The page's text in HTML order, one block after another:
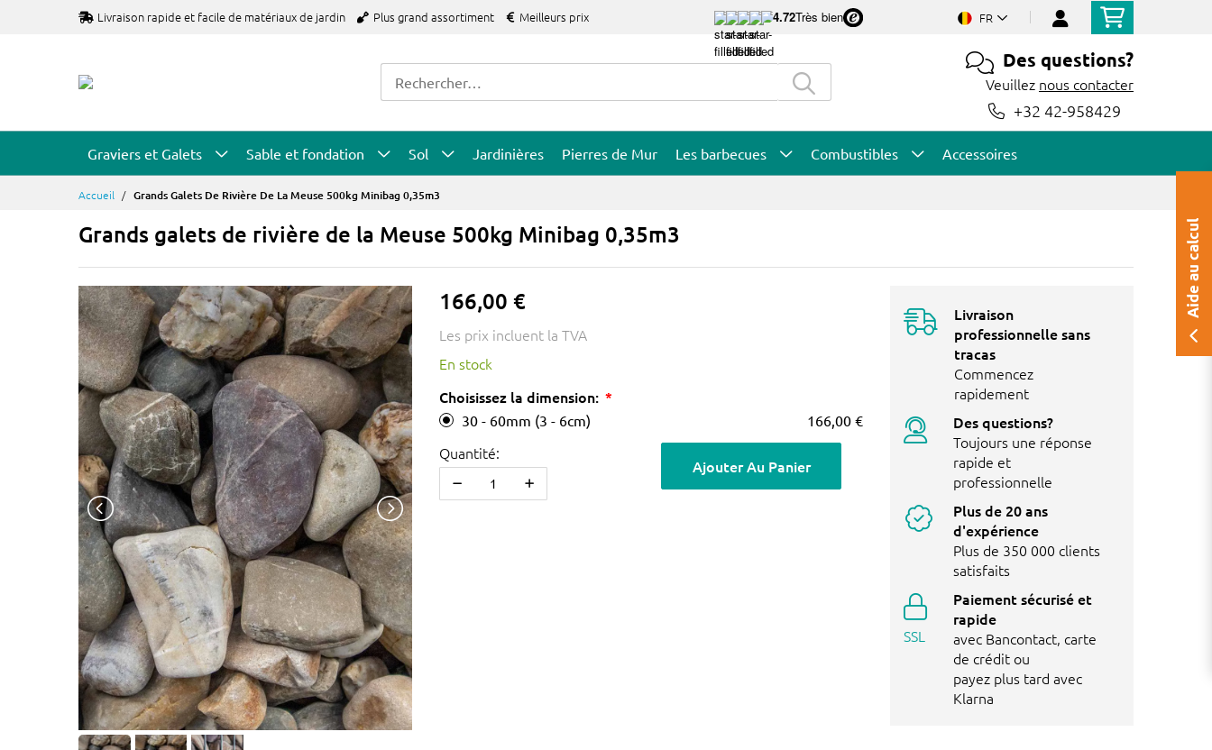
Livraison rapide et facile de matériaux de jardin Plus grand assortiment Meilleurs prix 4.72Très bien FR
Des questions?
Veuillez nous contacter
+32 42-958429
Graviers et Galets Sable et fondation Sol Jardinières Pierres de Mur Les barbecues Combustibles Accessoires
Accueil Grands Galets De Rivière De La Meuse 500kg Minibag 0,35m3
Grands galets de rivière de la Meuse 500kg Minibag 0,35m3
166,00 €
Les prix incluent la TVA
En stock
Choisissez la dimension:
30 - 60mm (3 - 6cm) 166,00 €
Quantité:
Ajouter Au Panier
Livraison
professionnelle sans
tracas
Commencez
rapidement
Des questions?
Toujours une réponse
rapide et
professionnelle
Plus de 20 ans
d'expérience
Plus de 350 000 clients
satisfaits
SSL
Paiement sécurisé et
rapide
avec Bancontact, carte
de crédit ou
payez plus tard avec
Klarna
Aide au calcul